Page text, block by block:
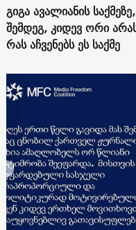
გიგა ავალიანის
შემდეგ, კიდევ ორი
რას აჩვენებს ეს საქმე